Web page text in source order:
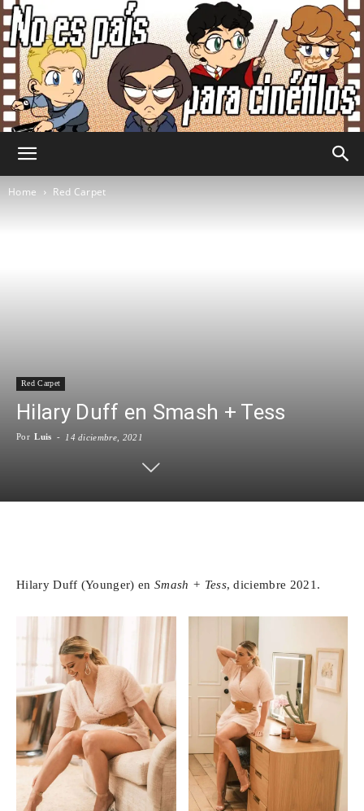
Home Red Carpet
Red Carpet
Hilary Duff en Smash + Tess
Por Luis - 14 diciembre, 2021
Hilary Duff (Younger) en Smash + Tess, diciembre 2021.